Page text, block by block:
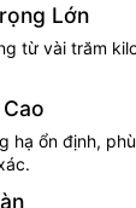
Lớn
từ vài trăm
hạ ổn định,